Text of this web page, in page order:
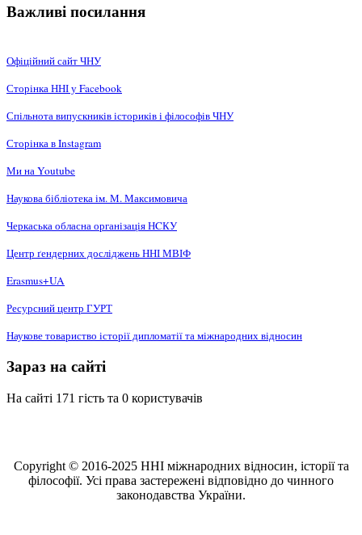
Важливі посилання
Офіційний сайт ЧНУ
Сторінка ННІ у Facebook
Спільнота випускників істориків і філософів ЧНУ
Сторінка в Instagram
Ми на Youtube
Наукова бібліотека ім. М. Максимовича
Черкаська обласна організація НCКУ
Центр ґендерних досліджень ННІ МВІФ
Erasmus+UA
Ресурсний центр ГУРТ
Наукове товариство історії дипломатії та міжнародних відносин
Зараз на сайті
На сайті 171 гість та 0 користувачів
Copyright © 2016-2025 ННІ міжнародних відносин, історії та
філософії. Усі права застережені відповідно до чинного
законодавства України.